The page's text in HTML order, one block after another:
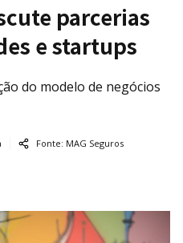
parcerias
e startups
do modelo de negócios
Fonte: MAG Seguros